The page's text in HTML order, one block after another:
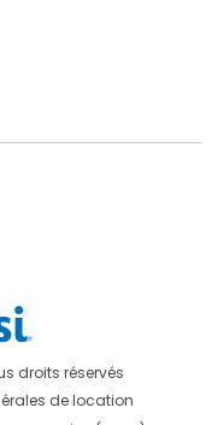
droits réservés
de location